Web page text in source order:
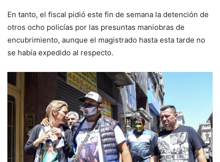
En tanto, el fiscal pidió este fin de semana la detención de
otros ocho policías por las presuntas maniobras de
encubrimiento, aunque el magistrado hasta esta tarde no
se había expedido al respecto.